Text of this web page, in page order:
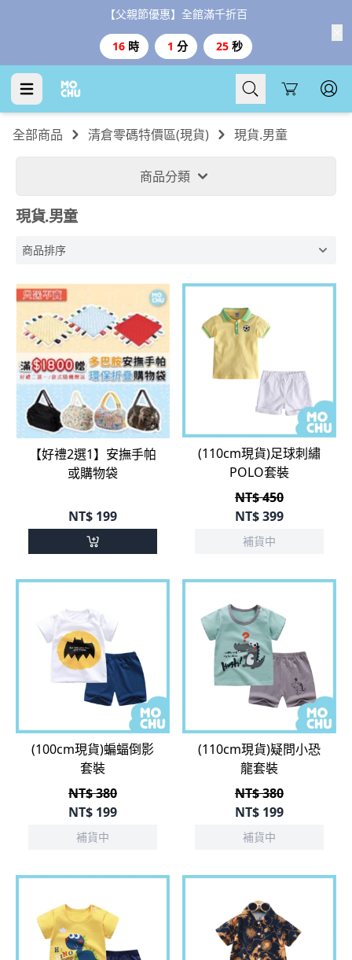
全部商品 現貨.男童
商品分類
【好禮2選1】安撫手帕
或購物袋
NT$199
(110cm現貨)足球刺繡
POLO套裝
NT$ 450
NT$399
補貨中
(100cm現貨)蝙蝠倒影
套裝
NT$ 380
NT$199
補貨中
(110cm現貨)疑問小恐
龍套裝
NT$ 380
NT$199
補貨中